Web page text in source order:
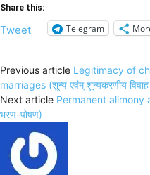
Share this:
Tweet Telegram
Previous article Legitimacy of
marriages (शून्य एवंम् शून्यकरणीय विवाह
Next article Permanent alimony
भरण-पोषण)